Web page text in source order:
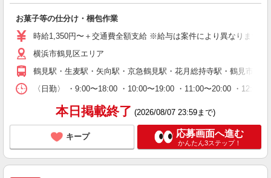
お菓子等の仕分け・梱包作業
時給1,350円〜＋交通費全額支給 ※給与は案件により異なります(
横浜市鶴見区エリア
鶴見駅・生麦駅・矢向駅・京急鶴見駅・花月総持寺駅・鶴見市場
〈日勤〉 ・9:00〜18:00 ・10:00〜19:00 ・11:00〜20:00 ・
本日掲載終了 (2026/08/07 23:59まで)
キープ 応募画面へ進む
かんたん3ステップ！